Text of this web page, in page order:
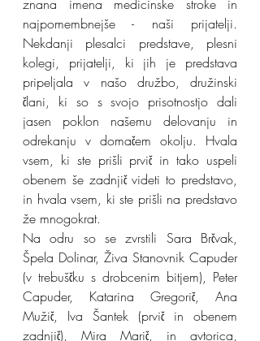
znana imena medicinske stroke in
najpomembnejše - naši prijatelji.
Nekdanji plesalci predstave, plesni
kolegi, prijatelji, ki jih je predstava
pripeljala v našo družbo, družinski
člani, ki so s svojo prisotnostjo dali
jasen poklon našemu delovanju in
odrekanju v domačem okolju. Hvala
vsem, ki ste prišli prvič in tako uspeli
obenem še zadnjič videti to predstavo,
in hvala vsem, ki ste prišli na predstavo
že mnogokrat.
Na odru so se zvrstili Sara Brčvak,
Špela Dolinar, Živa Stanovnik Capuder
(v trebuščku s drobcenim bitjem), Peter
Capuder, Katarina Gregorič, Ana
Mužič, Iva Šantek (prvič in obenem
zadnjič), Mira Marič, in avtorica,